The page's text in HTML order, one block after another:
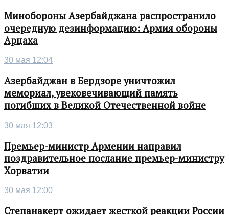
Минобороны Азербайджана распространило
очередную дезинформацию: Армия обороны
Арцаха
30 мая 12:04
Азербайджан в Бердзоре уничтожил
мемориал, увековечивающий память
погибших в Великой Отечественной войне
30 мая 12:03
Премьер-министр Армении направил
поздравительное послание премьер-министру
Хорватии
30 мая 12:00
Степанакерт ожидает жесткой реакции России